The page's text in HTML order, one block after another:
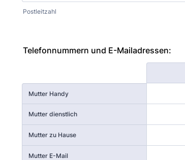
Postleitzahl
Telefonnummern und E-Mailadressen:
Mutter Handy
Mutter dienstlich
Mutter zu Hause
Mutter E-Mail